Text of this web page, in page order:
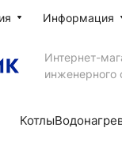
Информация
Интернет-
инженерного
Котлы